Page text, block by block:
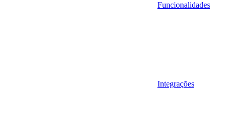
Funcionalidades
Integrações